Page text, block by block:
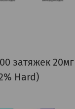
затяжек 20мг
Hard)